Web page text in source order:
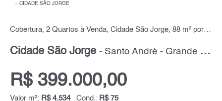
CIDADE SÃO JORGE
Cobertura, 2 Quartos à Venda, Cidade São Jorge, 88 m² por R$ 399.000,00
Cidade São Jorge - Santo André - Grande ABC
R$ 399.000,00
Valor m²: R$ 4.534 Cond.: R$ 75